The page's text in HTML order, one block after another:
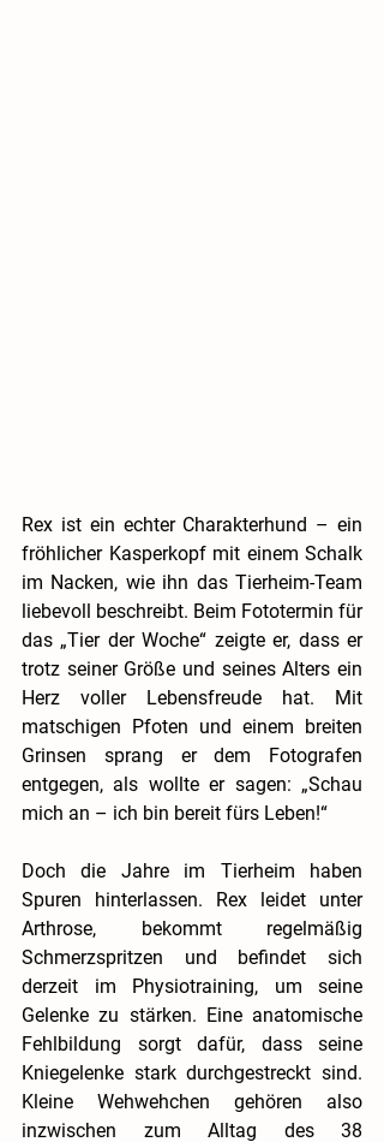
Rex ist ein echter Charakterhund – ein
fröhlicher Kasperkopf mit einem Schalk
im Nacken, wie ihn das Tierheim-Team
liebevoll beschreibt. Beim Fototermin für
das „Tier der Woche“ zeigte er, dass er
trotz seiner Größe und seines Alters ein
Herz voller Lebensfreude hat. Mit
matschigen Pfoten und einem breiten
Grinsen sprang er dem Fotografen
entgegen, als wollte er sagen: „Schau
mich an – ich bin bereit fürs Leben!“
Doch die Jahre im Tierheim haben
Spuren hinterlassen. Rex leidet unter
Arthrose, bekommt regelmäßig
Schmerzspritzen und befindet sich
derzeit im Physiotraining, um seine
Gelenke zu stärken. Eine anatomische
Fehlbildung sorgt dafür, dass seine
Kniegelenke stark durchgestreckt sind.
Kleine Wehwehchen gehören also
inzwischen zum Alltag des 38